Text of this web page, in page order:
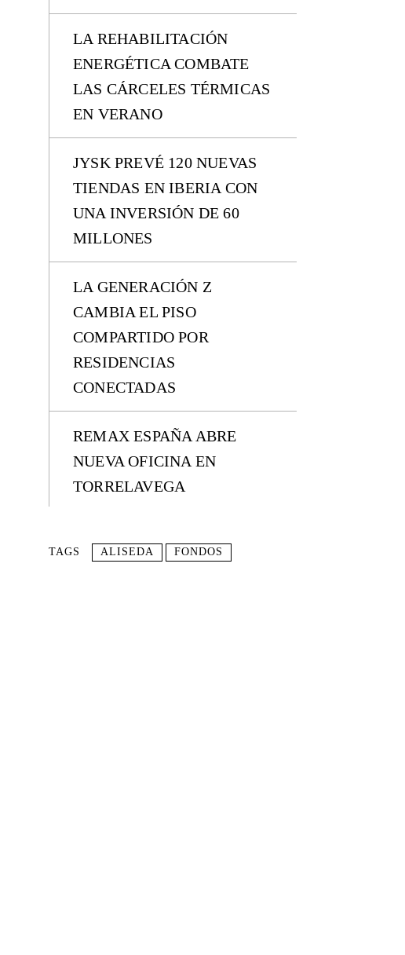
LA REHABILITACIÓN
ENERGÉTICA COMBATE
LAS CÁRCELES TÉRMICAS
EN VERANO
JYSK PREVÉ 120 NUEVAS
TIENDAS EN IBERIA CON
UNA INVERSIÓN DE 60
MILLONES
LA GENERACIÓN Z
CAMBIA EL PISO
COMPARTIDO POR
RESIDENCIAS
CONECTADAS
REMAX ESPAÑA ABRE
NUEVA OFICINA EN
TORRELAVEGA
TAGS ALISEDA FONDOS